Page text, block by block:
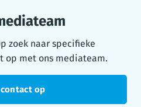
zoek naar specifieke
op met ons mediateam.
op